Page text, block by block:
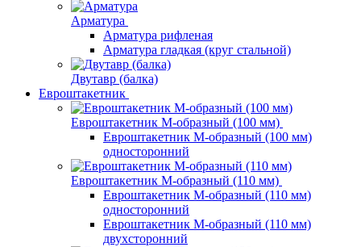
Арматура
Арматура рифленая
Арматура гладкая (круг стальной)
Двутавр (балка)
Евроштакетник
Евроштакетник М-образный (100 мм)
Евроштакетник М-образный (100 мм)
односторонний
Евроштакетник М-образный (110 мм)
Евроштакетник М-образный (110 мм)
односторонний
Евроштакетник М-образный (110 мм)
двухсторонний